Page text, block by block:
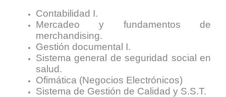
Contabilidad I.
Mercadeo y fundamentos de
merchandising.
Gestión documental I.
Sistema general de seguridad social en
salud.
Ofimática (Negocios Electrónicos)
Sistema de Gestión de Calidad y S.S.T.